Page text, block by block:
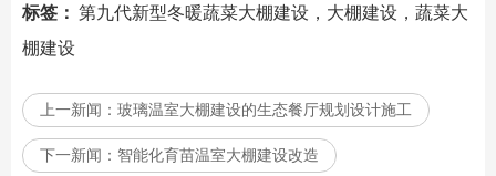
标签： 第九代新型冬暖蔬菜大棚建设，大棚建设，蔬菜大
棚建设
上一新闻： 玻璃温室大棚建设的生态餐厅规划设计施工
下一新闻： 智能化育苗温室大棚建设改造